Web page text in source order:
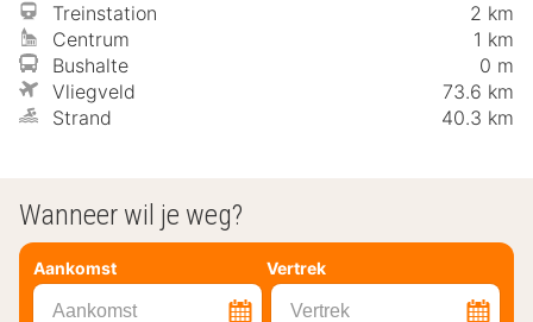
Treinstation
2 km
Centrum
1 km
Bushalte
0 m
Vliegveld
73.6 km
Strand
40.3 km
Wanneer wil je weg?
Aankomst Vertrek
Aankomst Vertrek